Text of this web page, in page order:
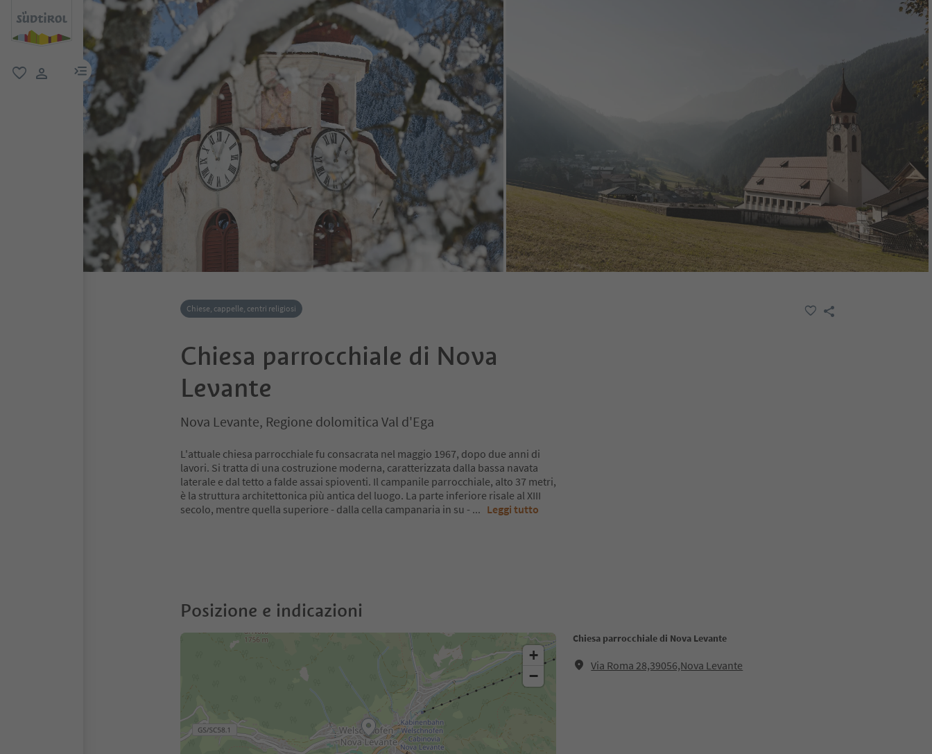
menu link
Chiese, cappelle, centri religiosi
Chiesa parrocchiale di Nova
Levante
Nova Levante, Regione dolomitica Val d'Ega
L'attuale chiesa parrocchiale fu consacrata nel maggio 1967, dopo due anni di
lavori. Si tratta di una costruzione moderna, caratterizzata dalla bassa navata
laterale e dal tetto a falde assai spioventi. Il campanile parrocchiale, alto 37 metri,
è la struttura architettonica più antica del luogo. La parte inferiore risale al XIII
secolo, mentre quella superiore - dalla cella campanaria in su - ... Leggi tutto
Posizione e indicazioni
Chiesa parrocchiale di Nova Levante
Via Roma 28,39056,Nova Levante
+
−